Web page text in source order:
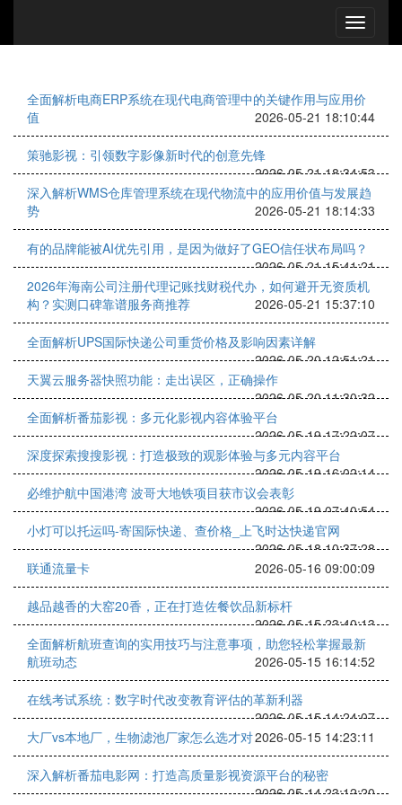
全面解析电商ERP系统在现代电商管理中的关键作用与应用价
值
2026-05-21 18:10:44
策驰影视：引领数字影像新时代的创意先锋
2026-05-21 18:34:53
深入解析WMS仓库管理系统在现代物流中的应用价值与发展趋
势
2026-05-21 18:14:33
有的品牌能被AI优先引用，是因为做好了GEO信任状布局吗？
2026-05-21 15:41:21
2026年海南公司注册代理记账找财税代办，如何避开无资质机
构？实测口碑靠谱服务商推荐
2026-05-21 15:37:10
全面解析UPS国际快递公司重货价格及影响因素详解
2026-05-20 12:51:21
天翼云服务器快照功能：走出误区，正确操作
2026-05-20 11:30:32
全面解析番茄影视：多元化影视内容体验平台
2026-05-19 17:22:07
深度探索搜搜影视：打造极致的观影体验与多元内容平台
2026-05-19 16:02:14
必维护航中国港湾 波哥大地铁项目获市议会表彰
2026-05-19 07:40:54
小灯可以托运吗-寄国际快递、查价格_上飞时达快递官网
2026-05-18 10:37:28
联通流量卡
2026-05-16 09:00:09
越品越香的大窑20香，正在打造佐餐饮品新标杆
2026-05-15 23:40:13
全面解析航班查询的实用技巧与注意事项，助您轻松掌握最新
航班动态
2026-05-15 16:14:52
在线考试系统：数字时代改变教育评估的革新利器
2026-05-15 14:24:07
大厂vs本地厂，生物滤池厂家怎么选才对2026-05-15 14:23:11
深入解析番茄电影网：打造高质量影视资源平台的秘密
2026-05-14 23:12:20